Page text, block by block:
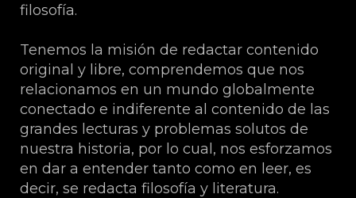
filosofía.
Tenemos la misión de redactar contenido
original y libre, comprendemos que nos
relacionamos en un mundo globalmente
conectado e indiferente al contenido de las
grandes lecturas y problemas solutos de
nuestra historia, por lo cual, nos esforzamos
en dar a entender tanto como en leer, es
decir, se redacta filosofía y literatura.